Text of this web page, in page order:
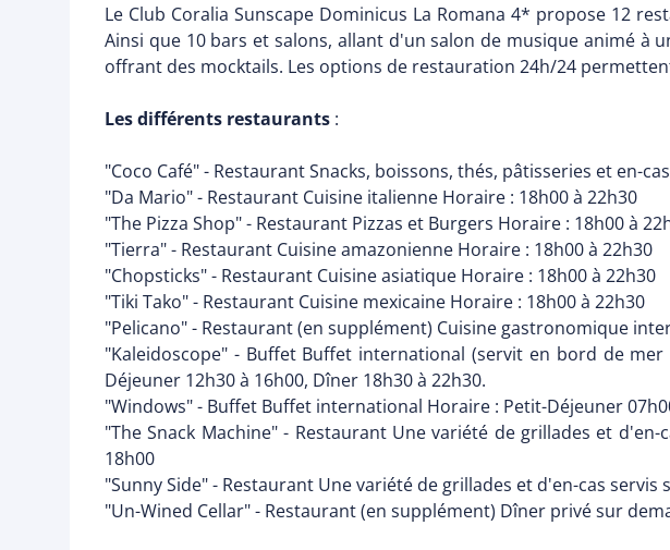
Le Club Coralia Sunscape Dominicus La Romana 4* propose 12
Ainsi que 10 bars et salons, allant d'un salon de musique animé à
offrant des mocktails. Les options de restauration 24h/24
Les différents restaurants :
"Coco Café" - Restaurant Snacks, boissons, thés, pâtisseries et en-
"Da Mario" - Restaurant Cuisine italienne Horaire : 18h00 à 22h30
"The Pizza Shop" - Restaurant Pizzas et Burgers Horaire : 18h00 à
"Tierra" - Restaurant Cuisine amazonienne Horaire : 18h00 à 22h30
"Chopsticks" - Restaurant Cuisine asiatique Horaire : 18h00 à 22h30
"Tiki Tako" - Restaurant Cuisine mexicaine Horaire : 18h00 à 22h30
"Pelicano" - Restaurant (en supplément) Cuisine gastronomique
"Kaleidoscope" - Buffet Buffet international (servit en bord de
Déjeuner 12h30 à 16h00, Dîner 18h30 à 22h30.
"Windows" - Buffet Buffet international Horaire : Petit-Déjeuner
"The Snack Machine" - Restaurant Une variété de grillades et
18h00
"Sunny Side" - Restaurant Une variété de grillades et d'en-cas servis
"Un-Wined Cellar" - Restaurant (en supplément) Dîner privé sur